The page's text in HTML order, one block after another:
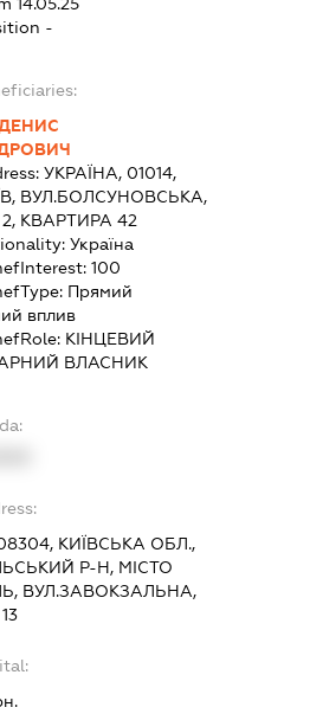
14.05.25
-
ДЕНИС
УКРАЇНА, 01014,
ВУЛ.БОЛСУНОВСЬКА,
КВАРТИРА 42
Україна
100
Прямий
вплив
КІНЦЕВИЙ
ВЛАСНИК
КИЇВСЬКА ОБЛ.,
Р-Н, МІСТО
ВУЛ.ЗАВОКЗАЛЬНА,